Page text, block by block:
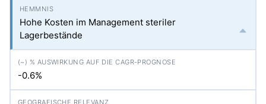
Hohe Kosten im Management steriler
Lagerbestände
-0.6%